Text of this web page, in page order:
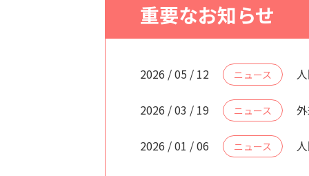
重要なお知らせ
2026 / 05 / 12 ニュース
2026 / 03 / 19 ニュース
2026 / 01 / 06 ニュース